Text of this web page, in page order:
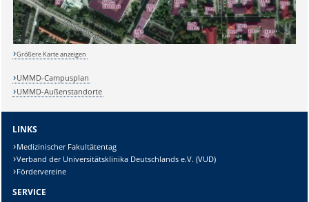
Größere Karte anzeigen
UMMD-Campusplan
UMMD-Außenstandorte
LINKS
Medizinischer Fakultätentag
Verband der Universitätsklinika Deutschlands e.V. (VUD)
Fördervereine
SERVICE